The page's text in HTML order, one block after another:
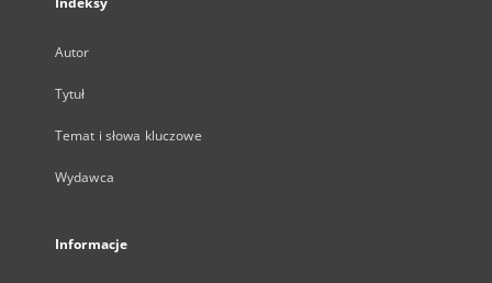
Autor
Tytuł
Temat i słowa kluczowe
Wydawca
Informacje